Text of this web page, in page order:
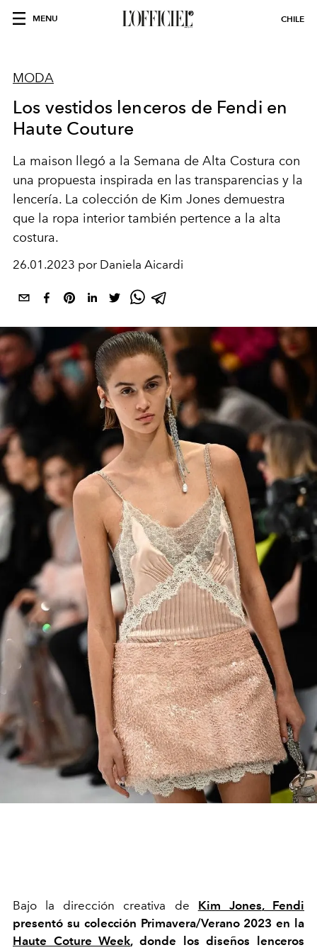
MENU CHILE
MODA
Los vestidos lenceros de Fendi en
Haute Couture
La maison llegó a la Semana de Alta Costura con
una propuesta inspirada en las transparencias y la
lencería. La colección de Kim Jones demuestra
que la ropa interior también pertence a la alta
costura.
26.01.2023 por Daniela Aicardi
Bajo la dirección creativa de Kim Jones,Fendi
presentó su colección Primavera/Verano 2023 en la
Haute Coture Week, donde los diseños lenceros